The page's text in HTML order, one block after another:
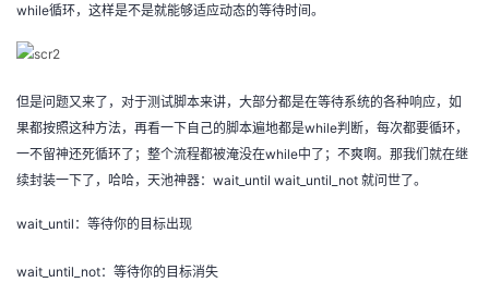
播
活
动
的
关
我
的
开
发
者
学
我
的
Programs
我
的
支
持
while循环，这样是不是就能够适应动态的等待时间。
但是问题又来了，对于测试脚本来讲，大部分都是在等待系统的各种响应，如
果都按照这种方法，再看一下自己的脚本遍地都是while判断，每次都要循环，
一不留神还死循环了；整个流程都被淹没在while中了；不爽啊。那我们就在继
续封装一下了，哈哈，天池神器：wait_until wait_until_not 就问世了。
wait_until：等待你的目标出现
wait_until_not：等待你的目标消失